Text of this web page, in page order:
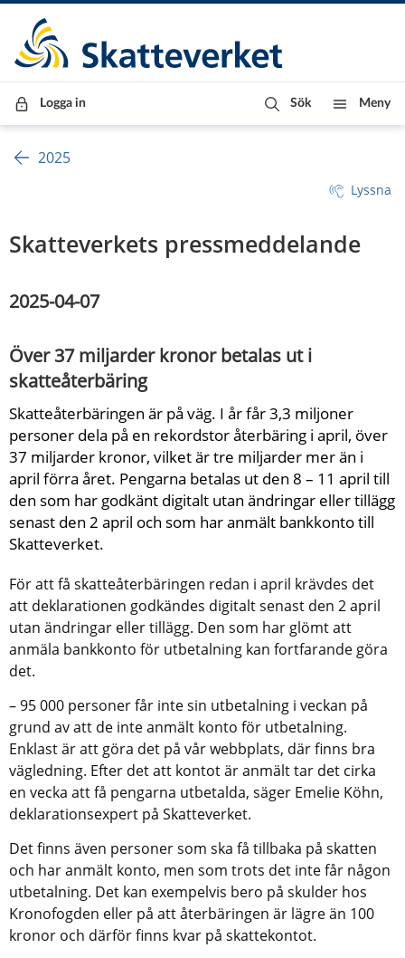
Till innehåll
Till navigationen
Till chattrobot
Logga in Sök Meny
2025
Lyssna
Skatteverkets pressmeddelande
2025-04-07
Över 37 miljarder kronor betalas ut i
skatteåterbäring
Skatteåterbäringen är på väg. I år får 3,3 miljoner
personer dela på en rekordstor återbäring i april, över
37 miljarder kronor, vilket är tre miljarder mer än i
april förra året. Pengarna betalas ut den 8 – 11 april till
den som har godkänt digitalt utan ändringar eller tillägg
senast den 2 april och som har anmält bankkonto till
Skatteverket.
För att få skatteåterbäringen redan i april krävdes det
att deklarationen godkändes digitalt senast den 2 april
utan ändringar eller tillägg. Den som har glömt att
anmäla bankkonto för utbetalning kan fortfarande göra
det.
– 95 000 personer får inte sin utbetalning i veckan på
grund av att de inte anmält konto för utbetalning.
Enklast är att göra det på vår webbplats, där finns bra
vägledning. Efter det att kontot är anmält tar det cirka
en vecka att få pengarna utbetalda, säger Emelie Köhn,
deklarationsexpert på Skatteverket.
Det finns även personer som ska få tillbaka på skatten
och har anmält konto, men som trots det inte får någon
utbetalning. Det kan exempelvis bero på skulder hos
Kronofogden eller på att återbäringen är lägre än 100
kronor och därför finns kvar på skattekontot.